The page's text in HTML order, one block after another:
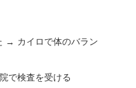
→ カイロで体のバラン
で検査を受ける